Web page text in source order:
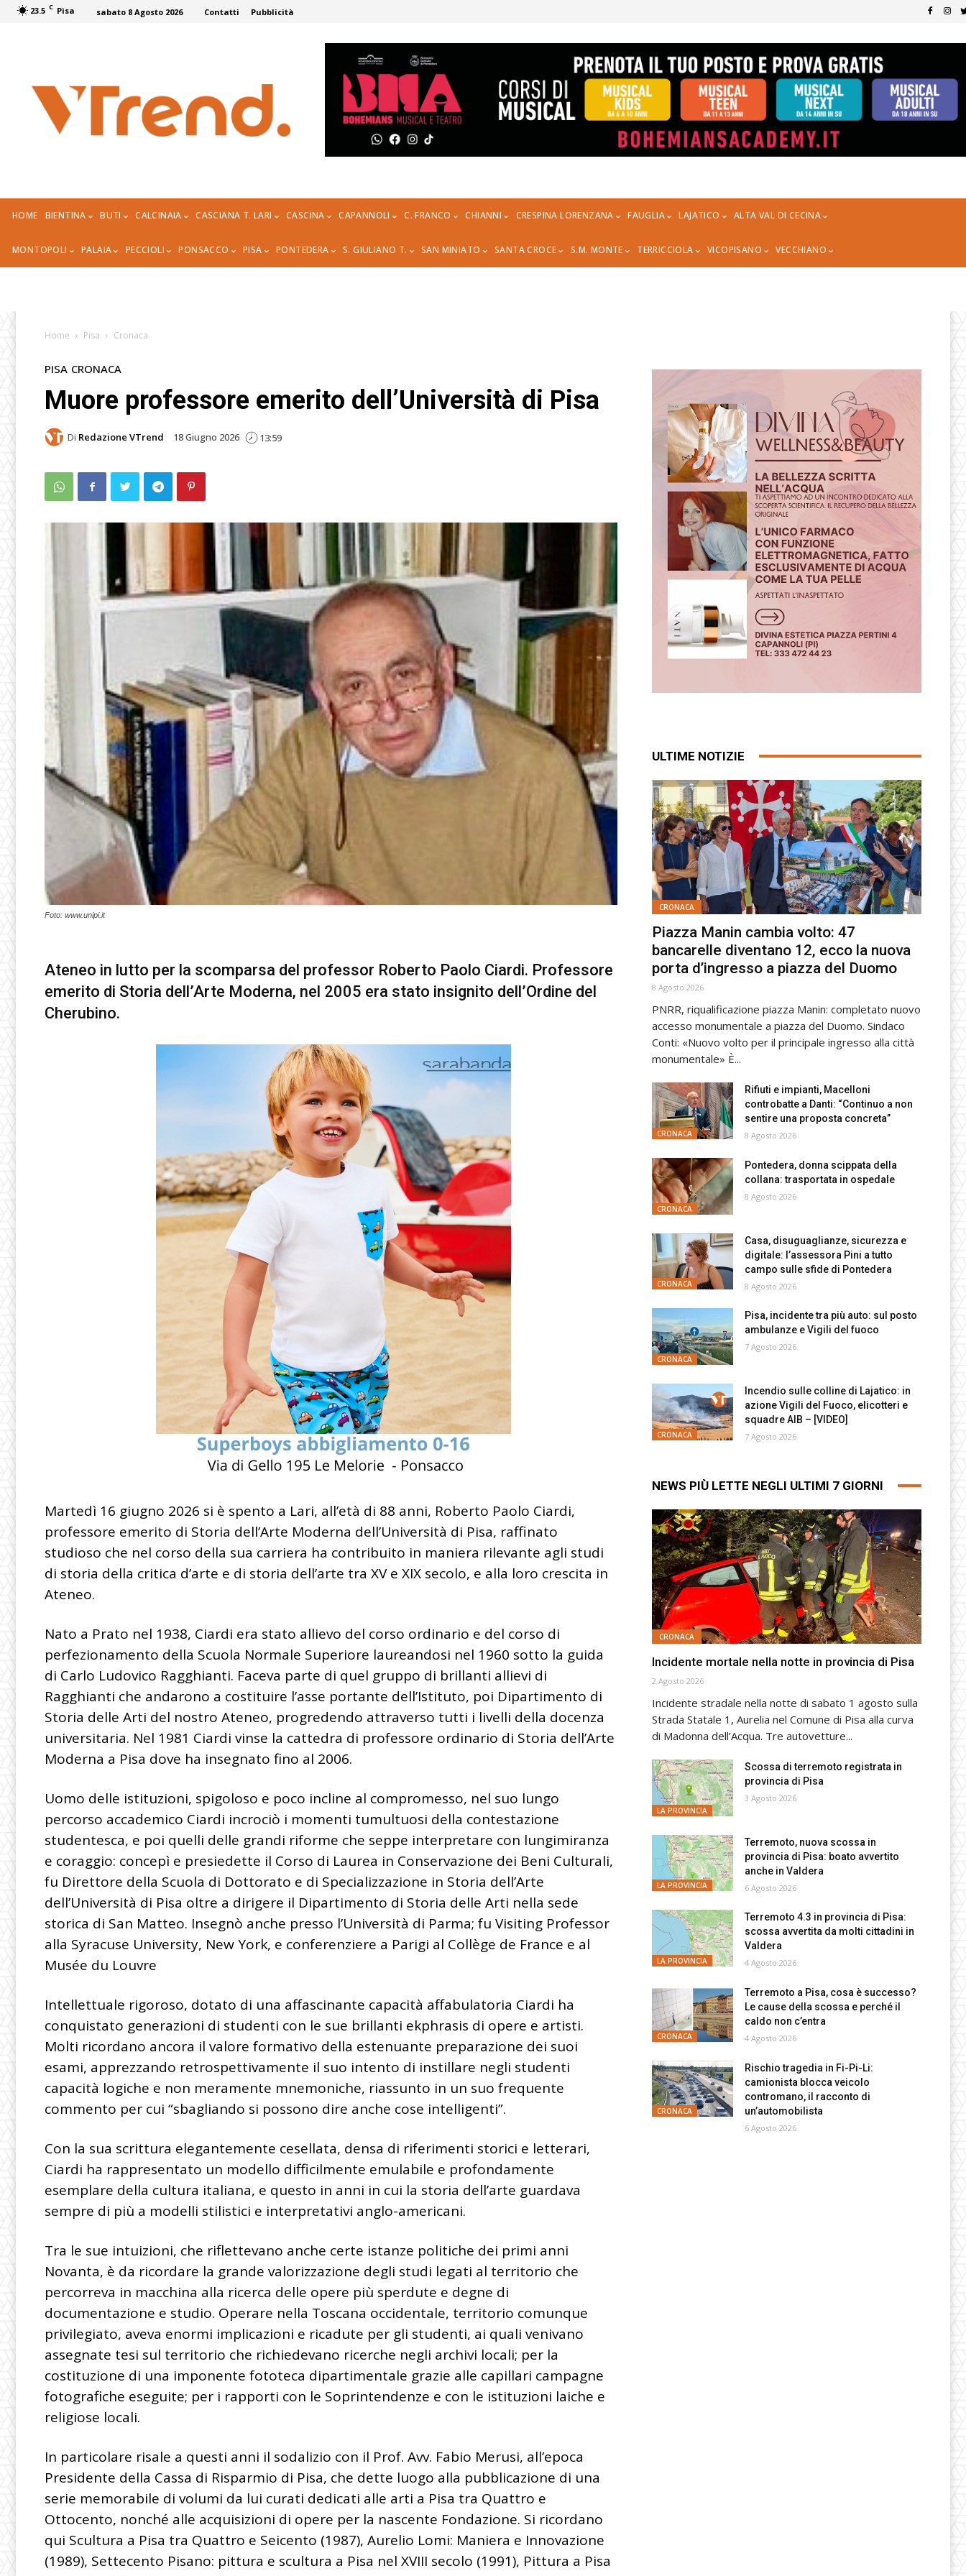
23.5 C Pisa sabato 8 Agosto 2026 Contatti Pubblicità
HOME BIENTINA BUTI CALCINAIA CASCIANA T. LARI CASCINA CAPANNOLI C. FRANCO CHIANNI CRESPINA LORENZANA FAUGLIA LAJATICO ALTA VAL DI CECINA
MONTOPOLI PALAIA PECCIOLI PONSACCO PISA PONTEDERA S. GIULIANO T. SAN MINIATO SANTA CROCE S.M. MONTE TERRICCIOLA VICOPISANO VECCHIANO
Home Pisa Cronaca
PISA CRONACA
Muore professore emerito dell’Università di Pisa
Di Redazione VTrend 18 Giugno 2026 13:59
Foto: www.unipi.it
Ateneo in lutto per la scomparsa del professor Roberto Paolo Ciardi. Professore
emerito di Storia dell’Arte Moderna, nel 2005 era stato insignito dell’Ordine del
Cherubino.
Martedì 16 giugno 2026 si è spento a Lari, all’età di 88 anni, Roberto Paolo Ciardi,
professore emerito di Storia dell’Arte Moderna dell’Università di Pisa, raffinato
studioso che nel corso della sua carriera ha contribuito in maniera rilevante agli studi
di storia della critica d’arte e di storia dell’arte tra XV e XIX secolo, e alla loro crescita in
Ateneo.
Nato a Prato nel 1938, Ciardi era stato allievo del corso ordinario e del corso di
perfezionamento della Scuola Normale Superiore laureandosi nel 1960 sotto la guida
di Carlo Ludovico Ragghianti. Faceva parte di quel gruppo di brillanti allievi di
Ragghianti che andarono a costituire l’asse portante dell’Istituto, poi Dipartimento di
Storia delle Arti del nostro Ateneo, progredendo attraverso tutti i livelli della docenza
universitaria. Nel 1981 Ciardi vinse la cattedra di professore ordinario di Storia dell’Arte
Moderna a Pisa dove ha insegnato fino al 2006.
Uomo delle istituzioni, spigoloso e poco incline al compromesso, nel suo lungo
percorso accademico Ciardi incrociò i momenti tumultuosi della contestazione
studentesca, e poi quelli delle grandi riforme che seppe interpretare con lungimiranza
e coraggio: concepì e presiedette il Corso di Laurea in Conservazione dei Beni Culturali,
fu Direttore della Scuola di Dottorato e di Specializzazione in Storia dell’Arte
dell’Università di Pisa oltre a dirigere il Dipartimento di Storia delle Arti nella sede
storica di San Matteo. Insegnò anche presso l’Università di Parma; fu Visiting Professor
alla Syracuse University, New York, e conferenziere a Parigi al Collège de France e al
Musée du Louvre
Intellettuale rigoroso, dotato di una affascinante capacità affabulatoria Ciardi ha
conquistato generazioni di studenti con le sue brillanti ekphrasis di opere e artisti.
Molti ricordano ancora il valore formativo della estenuante preparazione dei suoi
esami, apprezzando retrospettivamente il suo intento di instillare negli studenti
capacità logiche e non meramente mnemoniche, riassunto in un suo frequente
commento per cui “sbagliando si possono dire anche cose intelligenti”.
Con la sua scrittura elegantemente cesellata, densa di riferimenti storici e letterari,
Ciardi ha rappresentato un modello difficilmente emulabile e profondamente
esemplare della cultura italiana, e questo in anni in cui la storia dell’arte guardava
sempre di più a modelli stilistici e interpretativi anglo-americani.
Tra le sue intuizioni, che riflettevano anche certe istanze politiche dei primi anni
Novanta, è da ricordare la grande valorizzazione degli studi legati al territorio che
percorreva in macchina alla ricerca delle opere più sperdute e degne di
documentazione e studio. Operare nella Toscana occidentale, territorio comunque
privilegiato, aveva enormi implicazioni e ricadute per gli studenti, ai quali venivano
assegnate tesi sul territorio che richiedevano ricerche negli archivi locali; per la
costituzione di una imponente fototeca dipartimentale grazie alle capillari campagne
fotografiche eseguite; per i rapporti con le Soprintendenze e con le istituzioni laiche e
religiose locali.
In particolare risale a questi anni il sodalizio con il Prof. Avv. Fabio Merusi, all’epoca
Presidente della Cassa di Risparmio di Pisa, che dette luogo alla pubblicazione di una
serie memorabile di volumi da lui curati dedicati alle arti a Pisa tra Quattro e
Ottocento, nonché alle acquisizioni di opere per la nascente Fondazione. Si ricordano
qui Scultura a Pisa tra Quattro e Seicento (1987), Aurelio Lomi: Maniera e Innovazione
(1989), Settecento Pisano: pittura e scultura a Pisa nel XVIII secolo (1991), Pittura a Pisa
ULTIME NOTIZIE
CRONACA
Piazza Manin cambia volto: 47
bancarelle diventano 12, ecco la nuova
porta d’ingresso a piazza del Duomo
8 Agosto 2026
PNRR, riqualificazione piazza Manin: completato nuovo
accesso monumentale a piazza del Duomo. Sindaco
Conti: «Nuovo volto per il principale ingresso alla città
monumentale» È...
CRONACA
Rifiuti e impianti, Macelloni
controbatte a Danti: “Continuo a non
sentire una proposta concreta”
8 Agosto 2026
CRONACA
Pontedera, donna scippata della
collana: trasportata in ospedale
8 Agosto 2026
CRONACA
Casa, disuguaglianze, sicurezza e
digitale: l’assessora Pini a tutto
campo sulle sfide di Pontedera
8 Agosto 2026
CRONACA
Pisa, incidente tra più auto: sul posto
ambulanze e Vigili del fuoco
7 Agosto 2026
CRONACA
Incendio sulle colline di Lajatico: in
azione Vigili del Fuoco, elicotteri e
squadre AIB – [VIDEO]
7 Agosto 2026
NEWS PIÙ LETTE NEGLI ULTIMI 7 GIORNI
CRONACA
Incidente mortale nella notte in provincia di Pisa
2 Agosto 2026
Incidente stradale nella notte di sabato 1 agosto sulla
Strada Statale 1, Aurelia nel Comune di Pisa alla curva
di Madonna dell’Acqua. Tre autovetture...
LA PROVINCIA
Scossa di terremoto registrata in
provincia di Pisa
3 Agosto 2026
LA PROVINCIA
Terremoto, nuova scossa in
provincia di Pisa: boato avvertito
anche in Valdera
6 Agosto 2026
LA PROVINCIA
Terremoto 4.3 in provincia di Pisa:
scossa avvertita da molti cittadini in
Valdera
4 Agosto 2026
CRONACA
Terremoto a Pisa, cosa è successo?
Le cause della scossa e perché il
caldo non c’entra
4 Agosto 2026
CRONACA
Rischio tragedia in Fi-Pi-Li:
camionista blocca veicolo
contromano, il racconto di
un’automobilista
6 Agosto 2026